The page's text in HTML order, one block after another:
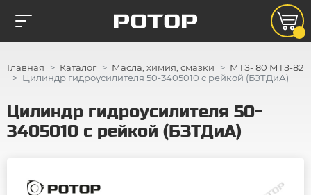
Главная Каталог Масла, химия, смазки
МТЗ- 80 МТЗ-82
Цилиндр гидроусилителя 50-3405010 с рейкой (БЗТДиА)
Цилиндр гидроусилителя 50-
3405010 с рейкой (БЗТДиА)